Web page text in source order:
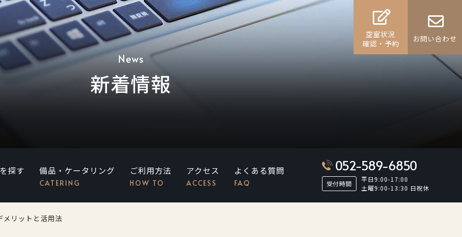
空室状況
確認・予約
お問い合わせ
News
新着情報
探す 備品・ケータリング
CATERING
ご利用方法
HOW TO
アクセス
ACCESS
よくある質問
FAQ
052-589-6850
受付時間
平日9:00-17:00
土曜9:00-13:30 日祝休
メリットと活用法